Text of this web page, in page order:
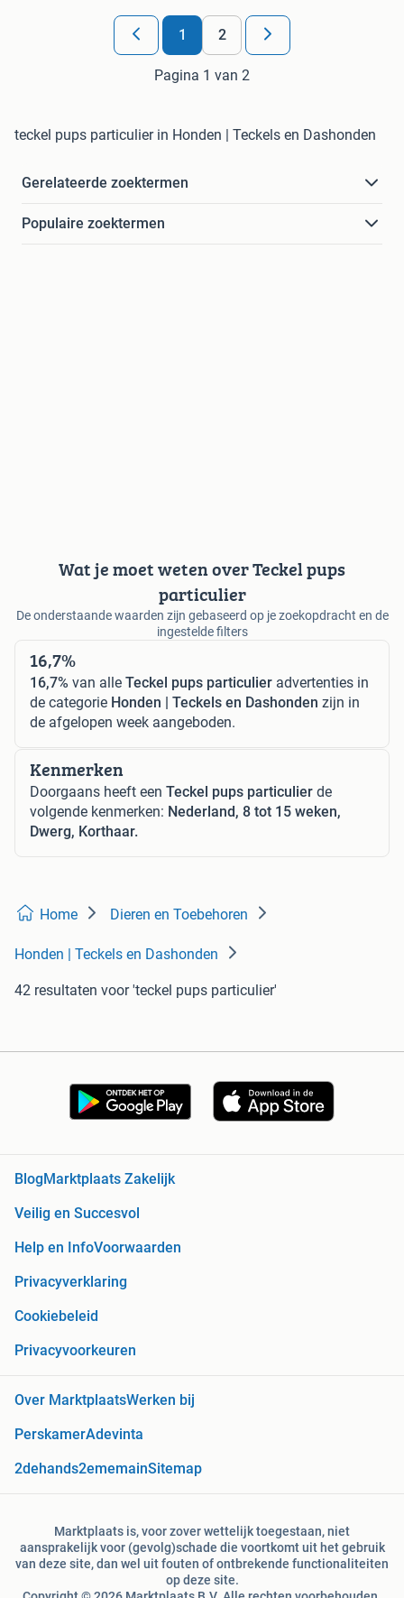
1 2
Pagina 1 van 2
teckel pups particulier in Honden | Teckels en Dashonden
Gerelateerde zoektermen
Populaire zoektermen
Wat je moet weten over Teckel pups
particulier
De onderstaande waarden zijn gebaseerd op je zoekopdracht en de
ingestelde filters
16,7%
16,7% van alle Teckel pups particulier advertenties in
de categorie Honden | Teckels en Dashonden zijn in
de afgelopen week aangeboden.
Kenmerken
Doorgaans heeft een Teckel pups particulier de
volgende kenmerken: Nederland, 8 tot 15 weken,
Dwerg, Korthaar.
Home Dieren en Toebehoren
Honden | Teckels en Dashonden
42 resultaten voor 'teckel pups particulier'
Blog Marktplaats Zakelijk
Veilig en Succesvol
Help en InfoVoorwaarden
Privacyverklaring
Cookiebeleid
Privacyvoorkeuren
Over MarktplaatsWerken bij
PerskamerAdevinta
2dehands2ememainSitemap
Marktplaats is, voor zover wettelijk toegestaan, niet
aansprakelijk voor (gevolg)schade die voortkomt uit het gebruik
van deze site, dan wel uit fouten of ontbrekende functionaliteiten
op deze site.